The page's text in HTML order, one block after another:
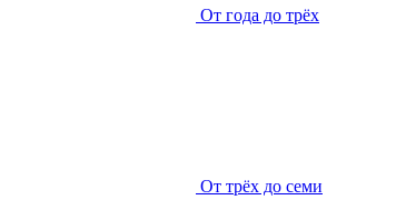
От года до трёх
От трёх до семи